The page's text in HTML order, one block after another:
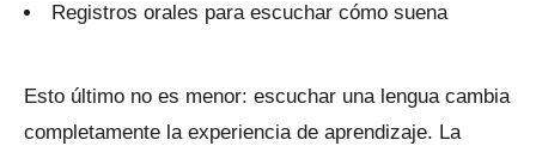
Registros orales para escuchar cómo suena
Esto último no es menor: escuchar una lengua cambia
completamente la experiencia de aprendizaje. La